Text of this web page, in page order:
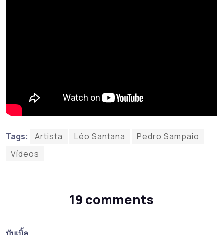
Tags: Artista Léo Santana
Pedro Sampaio
Vídeos
19 comments